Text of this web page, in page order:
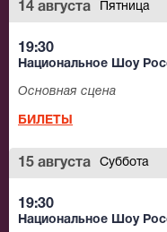
14 августа Пятница
19:30
Национальное Шоу
Основная сцена
БИЛЕТЫ
15 августа Суббота
19:30
Национальное Шоу